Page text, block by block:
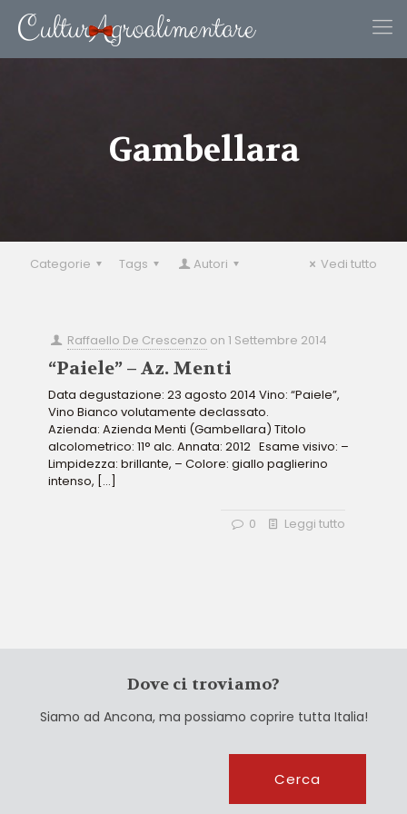
Gambellara
Categorie Tags Autori Vedi tutto
Raffaello De Crescenzo on1 Settembre 2014
“Paiele” – Az. Menti
Data degustazione: 23 agosto 2014 Vino: “Paiele”,
Vino Bianco volutamente declassato.
Azienda: Azienda Menti (Gambellara) Titolo
alcolometrico: 11° alc. Annata: 2012 Esame visivo: –
Limpidezza: brillante, – Colore: giallo paglierino
intenso, […]
0 Leggi tutto
Dove ci troviamo?
Siamo ad Ancona, ma possiamo coprire tutta Italia!
Cerca